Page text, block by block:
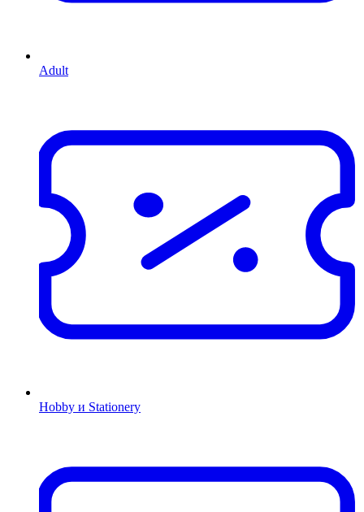
Adult
Hobby и Stationery